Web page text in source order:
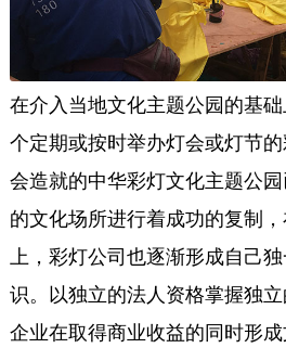
在介入当地文化主题公园的基
个定期或按时举办灯会或灯节
会造就的中华彩灯文化主题公
的文化场所进行着成功的复制
上，彩灯公司也逐渐形成自己
识。以独立的法人资格掌握独
企业在取得商业收益的同时形